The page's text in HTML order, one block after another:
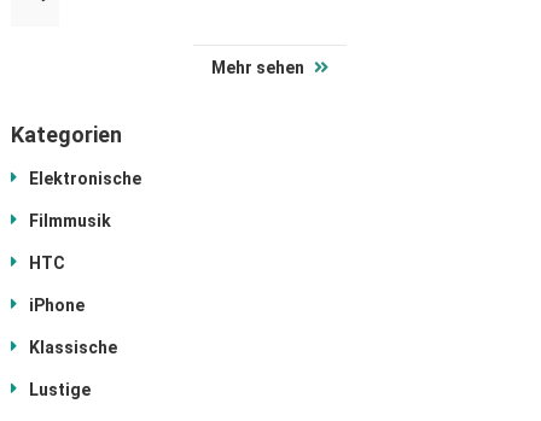
Mehr sehen
Kategorien
Elektronische
Filmmusik
HTC
iPhone
Klassische
Lustige